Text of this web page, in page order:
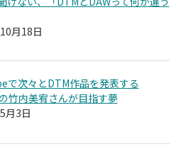
月18日
で次々とDTM作品を発表する
竹内美宥さんが目指す夢
月3日